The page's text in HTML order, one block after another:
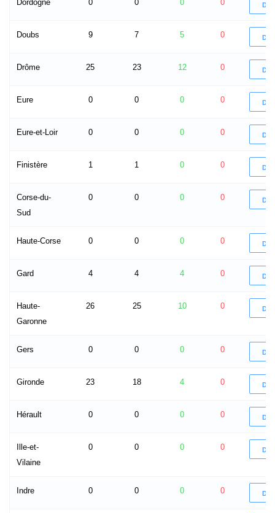
Dordogne 0 0 0 0
Doubs 9 7 5 0
Drôme 25 23 12 0
Eure 0 0 0 0
Eure-et-Loir 0 0 0 0
Finistère 1 1 0 0
Corse-du-
Sud
0 0 0 0
Haute-Corse 0 0 0 0
Gard 4 4 4 0
Haute-
Garonne
26 25 10 0
Gers 0 0 0 0
Gironde 23 18 4 0
Hérault 0 0 0 0
Ille-et-
Vilaine
0 0 0 0
Indre 0 0 0 0